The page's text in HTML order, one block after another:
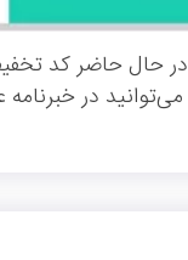
در حال حاضر کد
می‌توانید در